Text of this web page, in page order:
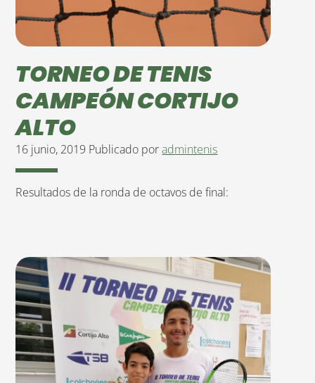
TORNEO DE TENIS
CAMPEÓN CORTIJO
ALTO
16 junio, 2019 Publicado poradmintenis
Resultados de la ronda de octavos de final: